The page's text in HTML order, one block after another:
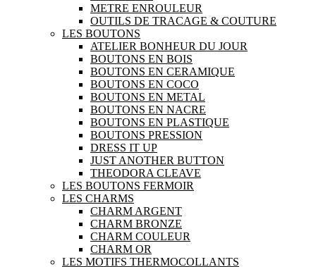
METRE ENROULEUR
OUTILS DE TRACAGE & COUTURE
LES BOUTONS
ATELIER BONHEUR DU JOUR
BOUTONS EN BOIS
BOUTONS EN CERAMIQUE
BOUTONS EN COCO
BOUTONS EN METAL
BOUTONS EN NACRE
BOUTONS EN PLASTIQUE
BOUTONS PRESSION
DRESS IT UP
JUST ANOTHER BUTTON
THEODORA CLEAVE
LES BOUTONS FERMOIR
LES CHARMS
CHARM ARGENT
CHARM BRONZE
CHARM COULEUR
CHARM OR
LES MOTIFS THERMOCOLLANTS